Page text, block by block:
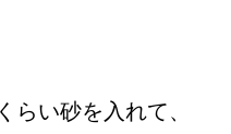
らい砂を入れて、